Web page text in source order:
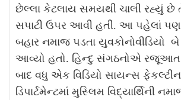
છેલ્લા કેટલાય સમયથી ચાલી રહ્યું છે
સપાટી ઉપર આવી હતી. આ પહેલાં
બહાર નમાજ પડતા યુવકોનોવીડિયો
આવ્યો હતો. હિન્દુ સંગઠનોએ રજૂઆત
બાદ વધુ એક વિડિયો સાયન્સ
ડિપાર્ટમેન્ટમાં મુસ્લિમ વિદ્યાર્થિની